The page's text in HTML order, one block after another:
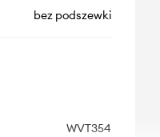
bez podszewki
WVT354